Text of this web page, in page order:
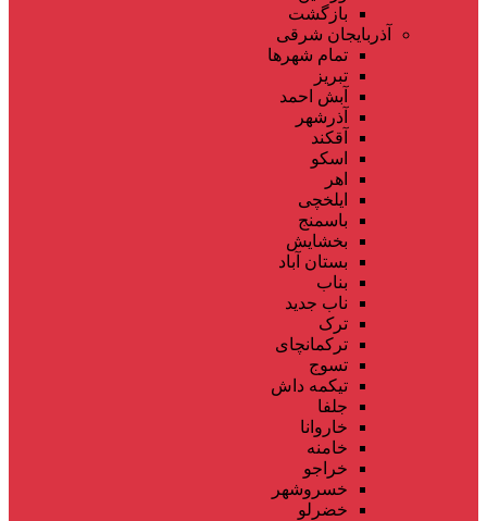
بازگشت
آذربایجان شرقی
تمام شهر‌ها
تبریز
آبش احمد
آذرشهر
آقکند
اسکو
اهر
ایلخچی
باسمنج
بخشایش
بستان آباد
بناب
ناب جدید
ترک
ترکمانچای
تسوج
تیکمه داش
جلفا
خاروانا
خامنه
خراجو
خسروشهر
خضرلو